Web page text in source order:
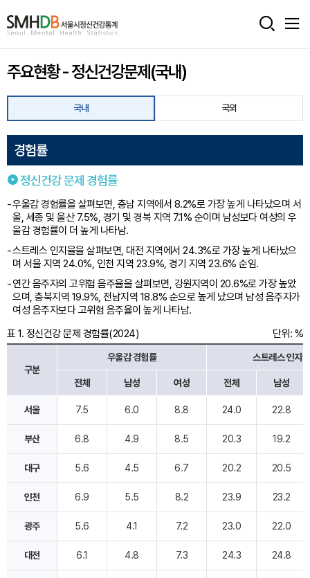
서
울
시
정
신
건
강
통
계
홈
으
로
이
동
주요현황 - 정신건강문제(국내)
국내 국외
경험률
정신건강 문제 경험률
우울감 경험률을 살펴보면, 충남 지역에서 8.2%로 가장 높게 나타났으며 서
울, 세종 및 울산 7.5%, 경기 및 경북 지역 7.1% 순이며 남성보다 여성의 우
울감 경험률이 더 높게 나타남.
스트레스 인지율을 살펴보면, 대전 지역에서 24.3%로 가장 높게 나타났으
며 서울 지역 24.0%, 인천 지역 23.9%, 경기 지역 23.6% 순임.
연간 음주자의 고위험 음주율을 살펴보면, 강원지역이 20.6%로 가장 높았
으며, 충북지역 19.9%, 전남지역 18.8% 순으로 높게 났으며 남성 음주자가
여성 음주자보다 고위험 음주율이 높게 나타남.
표 1. 정신건강 문제 경험률(2024)
단위: %
신
경
률
(2024)
구분
우울감 경험률 스트레스 인지율
전체 남성 여성 전체 남성
서울 7.5 6.0 8.8 24.0 22.8
부산 6.8 4.9 8.5 20.3 19.2
대구 5.6 4.5 6.7 20.2 20.5
인천 6.9 5.5 8.2 23.9 23.2
광주 5.6 4.1 7.2 23.0 22.0
대전 6.1 4.8 7.3 24.3 24.8